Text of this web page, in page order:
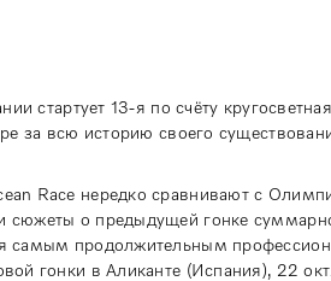
стартует 13-я по счёту
за всю историю своего
Race нередко сравнивают с
сюжеты о предыдущей гонке
самым продолжительным
гонки в Аликанте (Испания), 22